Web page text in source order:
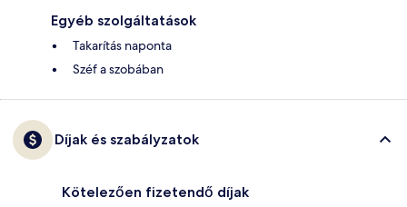
Egyéb szolgáltatások
Takarítás naponta
Széf a szobában
Díjak és szabályzatok
Kötelezően fizetendő díjak